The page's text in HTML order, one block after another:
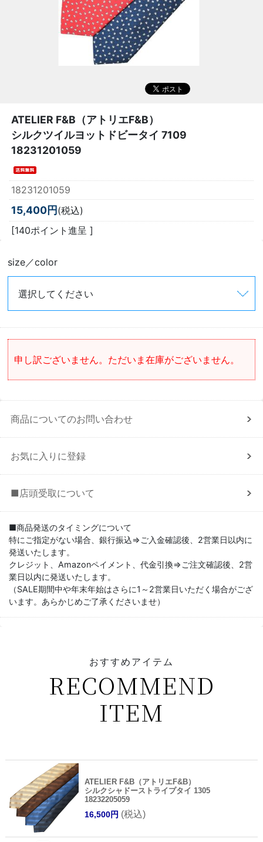
ATELIER F&B（アトリエF&B）
シルクツイルヨットドビータイ 7109
18231201059
18231201059
15,400円(税込)
[140ポイント進呈 ]
size／color
申し訳ございません。ただいま在庫がございません。
商品についてのお問い合わせ
お気に入りに登録
■店頭受取について
■商品発送のタイミングについて
特にご指定がない場合、銀行振込⇒ご入金確認後、2営業日以内に
発送いたします。
クレジット、Amazonペイメント、代金引換⇒ご注文確認後、2営
業日以内に発送いたします。
（SALE期間中や年末年始はさらに1～2営業日いただく場合がござ
います。あらかじめご了承くださいませ）
おすすめアイテム
RECOMMEND
ITEM
ATELIER F&B（アトリエF&B）
シルクシャドーストライプタイ 1305
18232205059
16,500円 (税込)